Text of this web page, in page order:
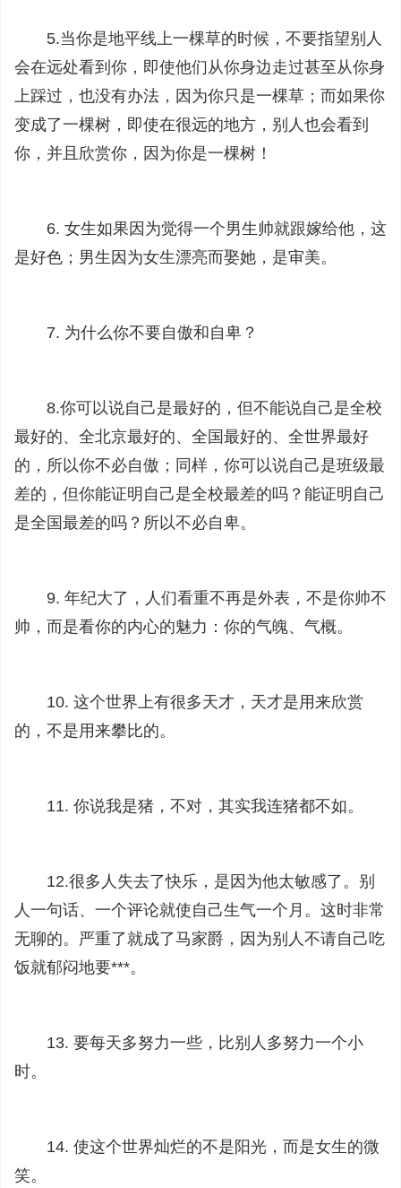
5.当你是地平线上一棵草的时候，不要指望别人
会在远处看到你，即使他们从你身边走过甚至从你身
上踩过，也没有办法，因为你只是一棵草；而如果你
变成了一棵树，即使在很远的地方，别人也会看到
你，并且欣赏你，因为你是一棵树！
6. 女生如果因为觉得一个男生帅就跟嫁给他，这
是好色；男生因为女生漂亮而娶她，是审美。
7. 为什么你不要自傲和自卑？
8.你可以说自己是最好的，但不能说自己是全校
最好的、全北京最好的、全国最好的、全世界最好
的，所以你不必自傲；同样，你可以说自己是班级最
差的，但你能证明自己是全校最差的吗？能证明自己
是全国最差的吗？所以不必自卑。
9. 年纪大了，人们看重不再是外表，不是你帅不
帅，而是看你的内心的魅力：你的气魄、气概。
10. 这个世界上有很多天才，天才是用来欣赏
的，不是用来攀比的。
11. 你说我是猪，不对，其实我连猪都不如。
12.很多人失去了快乐，是因为他太敏感了。别
人一句话、一个评论就使自己生气一个月。这时非常
无聊的。严重了就成了马家爵，因为别人不请自己吃
饭就郁闷地要***。
13. 要每天多努力一些，比别人多努力一个小
时。
14. 使这个世界灿烂的不是阳光，而是女生的微
笑。